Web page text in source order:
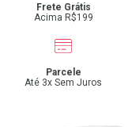
Frete Grátis
Acima R$199
Parcele
Até 3x Sem Juros